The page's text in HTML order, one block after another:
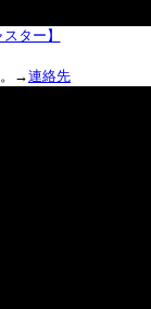
ター】
。→連絡先